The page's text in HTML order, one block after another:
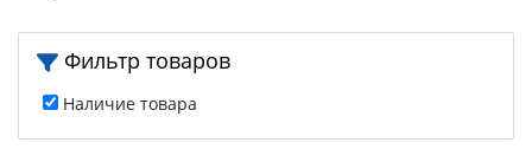
Фильтр товаров
Наличие товара